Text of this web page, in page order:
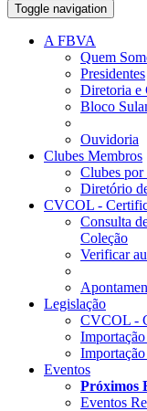
Toggle navigation
A FBVA
Quem
Presidentes
Diretoria e
Bloco
Ouvidoria
Clubes Membros
Clubes por
Diretório
CVCOL -
Consulta
Coleção
Verificar
Legislação
CVCOL -
Importação
Eventos
Próximos
Eventos